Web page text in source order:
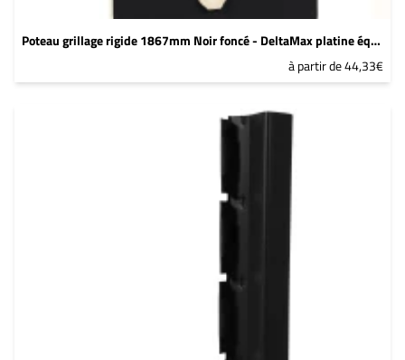
Poteau grillage rigide 1867mm Noir foncé - DeltaMax platine équerre soudée
à partir de 44,33€